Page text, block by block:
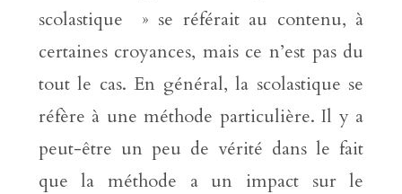
scolastique » se référait au contenu, à
certaines croyances, mais ce n’est pas du
tout le cas. En général, la scolastique se
réfère à une méthode particulière. Il y a
peut-être un peu de vérité dans le fait
que la méthode a un impact sur le